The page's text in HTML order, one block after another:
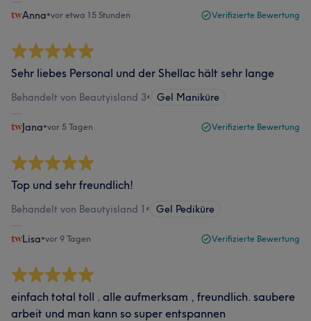
Anna•vor etwa 15 Stunden Verifizierte Bewertung
Sehr liebes Personal und der Shellac hält sehr lange
Behandelt von Beautyisland 3• Gel Maniküre
Jana•vor 5 Tagen Verifizierte Bewertung
Top und sehr freundlich!
Behandelt von Beautyisland 1 • Gel Pediküre
Lisa•vor 9 Tagen Verifizierte Bewertung
einfach total toll . alle aufmerksam , freundlich. saubere
arbeit und man kann so super entspannen